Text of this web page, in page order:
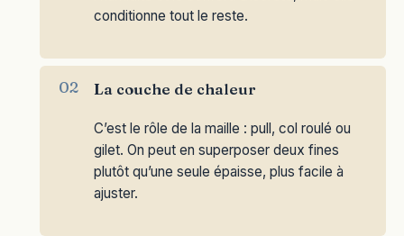
conditionne tout le reste.
La couche de chaleur
C’est le rôle de la maille : pull, col roulé ou
gilet. On peut en superposer deux fines
plutôt qu’une seule épaisse, plus facile à
ajuster.